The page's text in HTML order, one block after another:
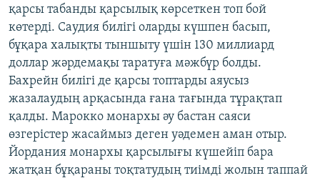
қарсы табанды қарсылық көрсеткен топ бой
көтерді. Саудия билігі оларды күшпен басып,
бұқара халықты тыншыту үшін 130 миллиард
доллар жәрдемақы таратуға мәжбүр болды.
Бахрейн билігі де қарсы топтарды аяусыз
жазалаудың арқасында ғана тағында тұрақтап
қалды. Марокко монархы әу бастан саяси
өзгерістер жасаймыз деген уәдемен аман отыр.
Йордания монархы қарсылығы күшейіп бара
жатқан бұқараны тоқтатудың тиімді жолын таппай